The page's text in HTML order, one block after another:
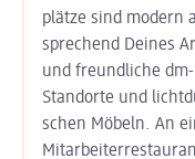
plätze sind modern
sprechend Deines
und freund­liche
Standorte und
schen Möbeln. An